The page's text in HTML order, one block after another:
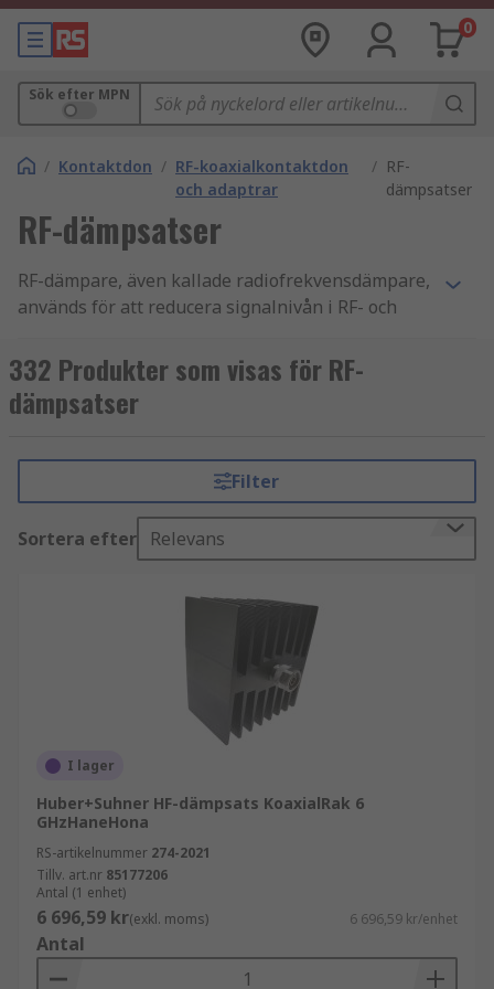
0
Sök efter MPN
/ Kontaktdon / RF-koaxialkontaktdon
och adaptrar
/ RF-
dämpsatser
RF-dämpsatser
RF-dämpare, även kallade radiofrekvensdämpare,
används för att reducera signalnivån i RF- och
RS Components hittar du RF-dämpare för
applikationer där korrekt signalstyrka,
impedansanpassning och stabil prestanda är
Produkterna är utvecklade för att fungera över
definierade frekvensområden och bidrar till
tillförlitlig drift i både testmiljöer och färdiga
Vanliga användningsområden för RF-
RF-dämpare används när signalnivån behöver
justeras för att skydda utrustning, förbättra
mätresultat eller optimera systemets prestanda.
Typiska användningsområden är:
Test- och mätutrustning för RF
Kommunikations- och radiosystem
Antennsystem och signaldistribution
Laboratorie- och utvecklingsmiljöer
332 Produkter som visas för RF-
dämpsatser
Filter
Sortera efter Relevans
I lager
Huber+Suhner HF-dämpsats KoaxialRak 6
GHzHaneHona
RS-artikelnummer 274-2021
Tillv. art.nr 85177206
Antal (1 enhet)
6 696,59 kr(exkl. moms) 6 696,59 kr/enhet
Antal